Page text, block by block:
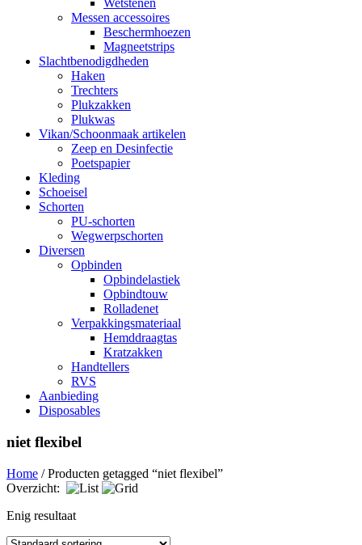
Wetstenen
Messen accessoires
Beschermhoezen
Magneetstrips
Slachtbenodigdheden
Haken
Trechters
Plukzakken
Plukwas
Vikan/Schoonmaak artikelen
Zeep en Desinfectie
Poetspapier
Kleding
Schoeisel
Schorten
PU-schorten
Wegwerpschorten
Diversen
Opbinden
Opbindelastiek
Opbindtouw
Rolladenet
Verpakkingsmateriaal
Hemddraagtas
Kratzakken
Handtellers
RVS
Aanbieding
Disposables
niet flexibel
Home / Producten getagged “niet flexibel”
Overzicht:
Enig resultaat